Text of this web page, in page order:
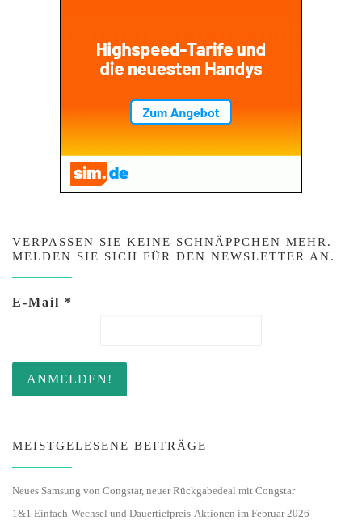
VERPASSEN SIE KEINE SCHNÄPPCHEN MEHR.
MELDEN SIE SICH FÜR DEN NEWSLETTER AN.
E-Mail *
MEISTGELESENE BEITRÄGE
Neues Samsung von Congstar, neuer Rückgabedeal mit Congstar
1&1 Einfach-Wechsel und Dauertiefpreis-Aktionen im Februar 2026